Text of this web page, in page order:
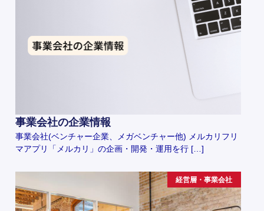
事業会社の企業情報
事業会社(ベンチャー企業、メガベンチャー他) メルカリフリ
マアプリ「メルカリ」の企画・開発・運用を行 […]
経営層・事業会社